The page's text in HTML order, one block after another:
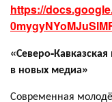
https://
«Северо-
в новых медиа»
Современная